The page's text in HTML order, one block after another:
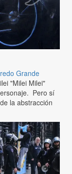
Grande
"Milei Milei"
Pero sí
la abstracción